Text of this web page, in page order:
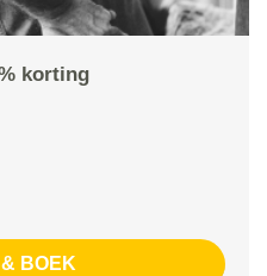
korting
BOEK